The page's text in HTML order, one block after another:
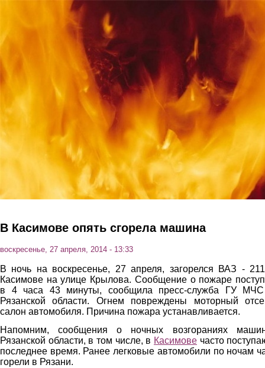
Перейти к основному содержанию
В Касимове опять сгорела машина
воскресенье, 27 апреля, 2014 - 13:33
В ночь на воскресенье, 27 апреля, загорелся ВАЗ -
Касимове на улице Крылова. Сообщение о пожаре
в 4 часа 43 минуты, сообщила пресс-служба ГУ
Рязанской области. Огнем повреждены моторный
салон автомобиля. Причина пожара устанавливается.
Напомним, сообщения о ночных возгораниях
Рязанской области, в том числе, в Касимове часто
последнее время. Ранее легковые автомобили по ночам
горели в Рязани.